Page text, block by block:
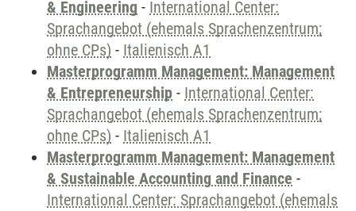
& Engineering - International Center:
Sprachangebot (ehemals Sprachenzentrum;
ohne CPs) - Italienisch A1
Masterprogramm Management: Management
& Entrepreneurship - International Center:
Sprachangebot (ehemals Sprachenzentrum;
ohne CPs) - Italienisch A1
Masterprogramm Management: Management
& Sustainable Accounting and Finance -
International Center: Sprachangebot (ehemals